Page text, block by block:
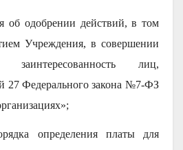
об одобрении действий, в том
Учреждения, в совершении
лиц,
27 Федерального закона №7-ФЗ
определения платы для